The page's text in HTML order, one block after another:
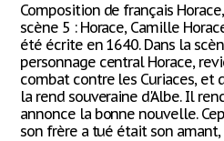
Composition de français
scène 5 : Horace, Camille
été écrite en 1640. Dans la
personnage central Horace,
combat contre les Curiaces, et
la rend souveraine d'Albe. Il
annonce la bonne nouvelle.
son frère a tué était son